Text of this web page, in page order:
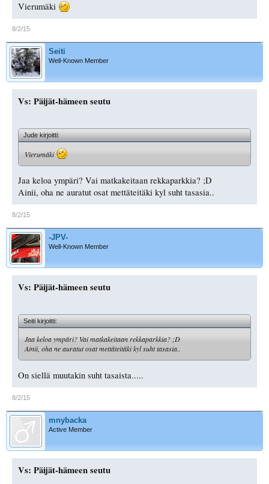
Vierumäki
8/2/15
Seiti
Well-Known Member
Vs: Päijät-hämeen seutu
Jude kirjoitti:
Vierumäki
Jaa keloa ympäri? Vai matkakeitaan rekkaparkkia? ;D
Ainii, oha ne auratut osat mettäteitäki kyl suht tasasia..
8/2/15
-JPV-
Well-Known Member
Vs: Päijät-hämeen seutu
Seiti kirjoitti:
Jaa keloa ympäri? Vai matkakeitaan rekkaparkkia? ;D
Ainii, oha ne auratut osat mettäteitäki kyl suht tasasia..
On siellä muutakin suht tasaista.....
8/2/15
mnybacka
Active Member
Vs: Päijät-hämeen seutu